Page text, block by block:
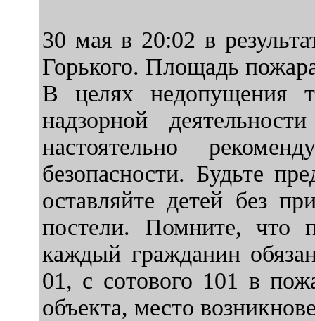
30 мая в 20:02 в
Горького. Площадь
В целях недопущения
надзорной
настоятельно
безопасности. Будьте
оставляйте детей без
постели. Помните, что
каждый гражданин
01, с сотового 101 в
объекта, место